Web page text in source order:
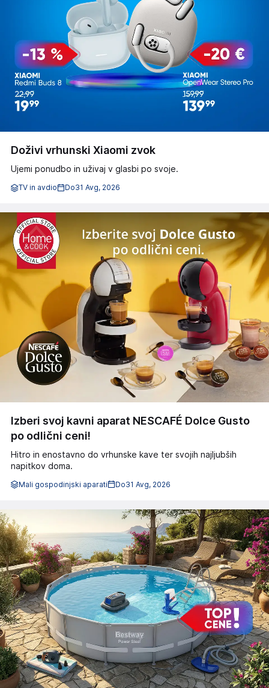
Doživi vrhunski Xiaomi zvok
Ujemi ponudbo in uživaj v glasbi po svoje.
TV in avdio Do31 Avg, 2026
Izberi svoj kavni aparat NESCAFÉ Dolce Gusto
po odlični ceni!
Hitro in enostavno do vrhunske kave ter svojih najljubših
napitkov doma.
Mali gospodinjski aparati Do31 Avg, 2026